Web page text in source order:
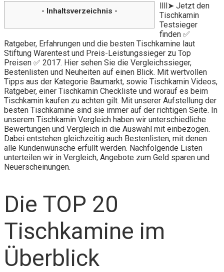
- Inhaltsverzeichnis -
llll➤ Jetzt den
Tischkamin
Testsieger
finden ✅
Ratgeber, Erfahrungen und die besten Tischkamine laut
Stiftung Warentest und Preis-Leistungssieger zu Top
Preisen ✅ 2017. Hier sehen Sie die Vergleichssieger,
Bestenlisten und Neuheiten auf einen Blick. Mit wertvollen
Tipps aus der Kategorie Baumarkt, sowie Tischkamin Videos,
Ratgeber, einer Tischkamin Checkliste und worauf es beim
Tischkamin kaufen zu achten gilt. Mit unserer Aufstellung der
besten Tischkamine sind sie immer auf der richtigen Seite. In
unserem Tischkamin Vergleich haben wir unterschiedliche
Bewertungen und Vergleich in die Auswahl mit einbezogen.
Dabei entstehen gleichzeitig auch Bestenlisten, mit denen
alle Kundenwünsche erfüllt werden. Nachfolgende Listen
unterteilen wir in Vergleich, Angebote zum Geld sparen und
Neuerscheinungen.
Die TOP 20
Tischkamine im
Überblick